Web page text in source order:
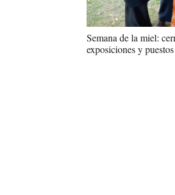
Semana de la miel:
exposiciones y